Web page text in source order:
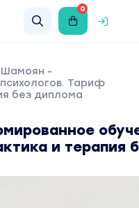
0
Шамоян -
Тариф
без диплома
и терапия